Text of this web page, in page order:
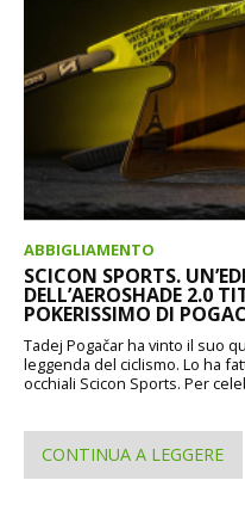
ABBIGLIAMENTO
SCICON SPORTS.
DELL’AEROSHADE 2.0
POKERISSIMO DI
Tadej Pogačar ha vinto il suo
leggenda del ciclismo. Lo ha
occhiali Scicon Sports. Per
CONTINUA A LEGGERE